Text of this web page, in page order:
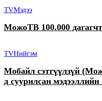
TVМэдээ
МожоТВ 100.000
TVНийгэм
Мобайл сэтгүүлзүй
д суурилсан